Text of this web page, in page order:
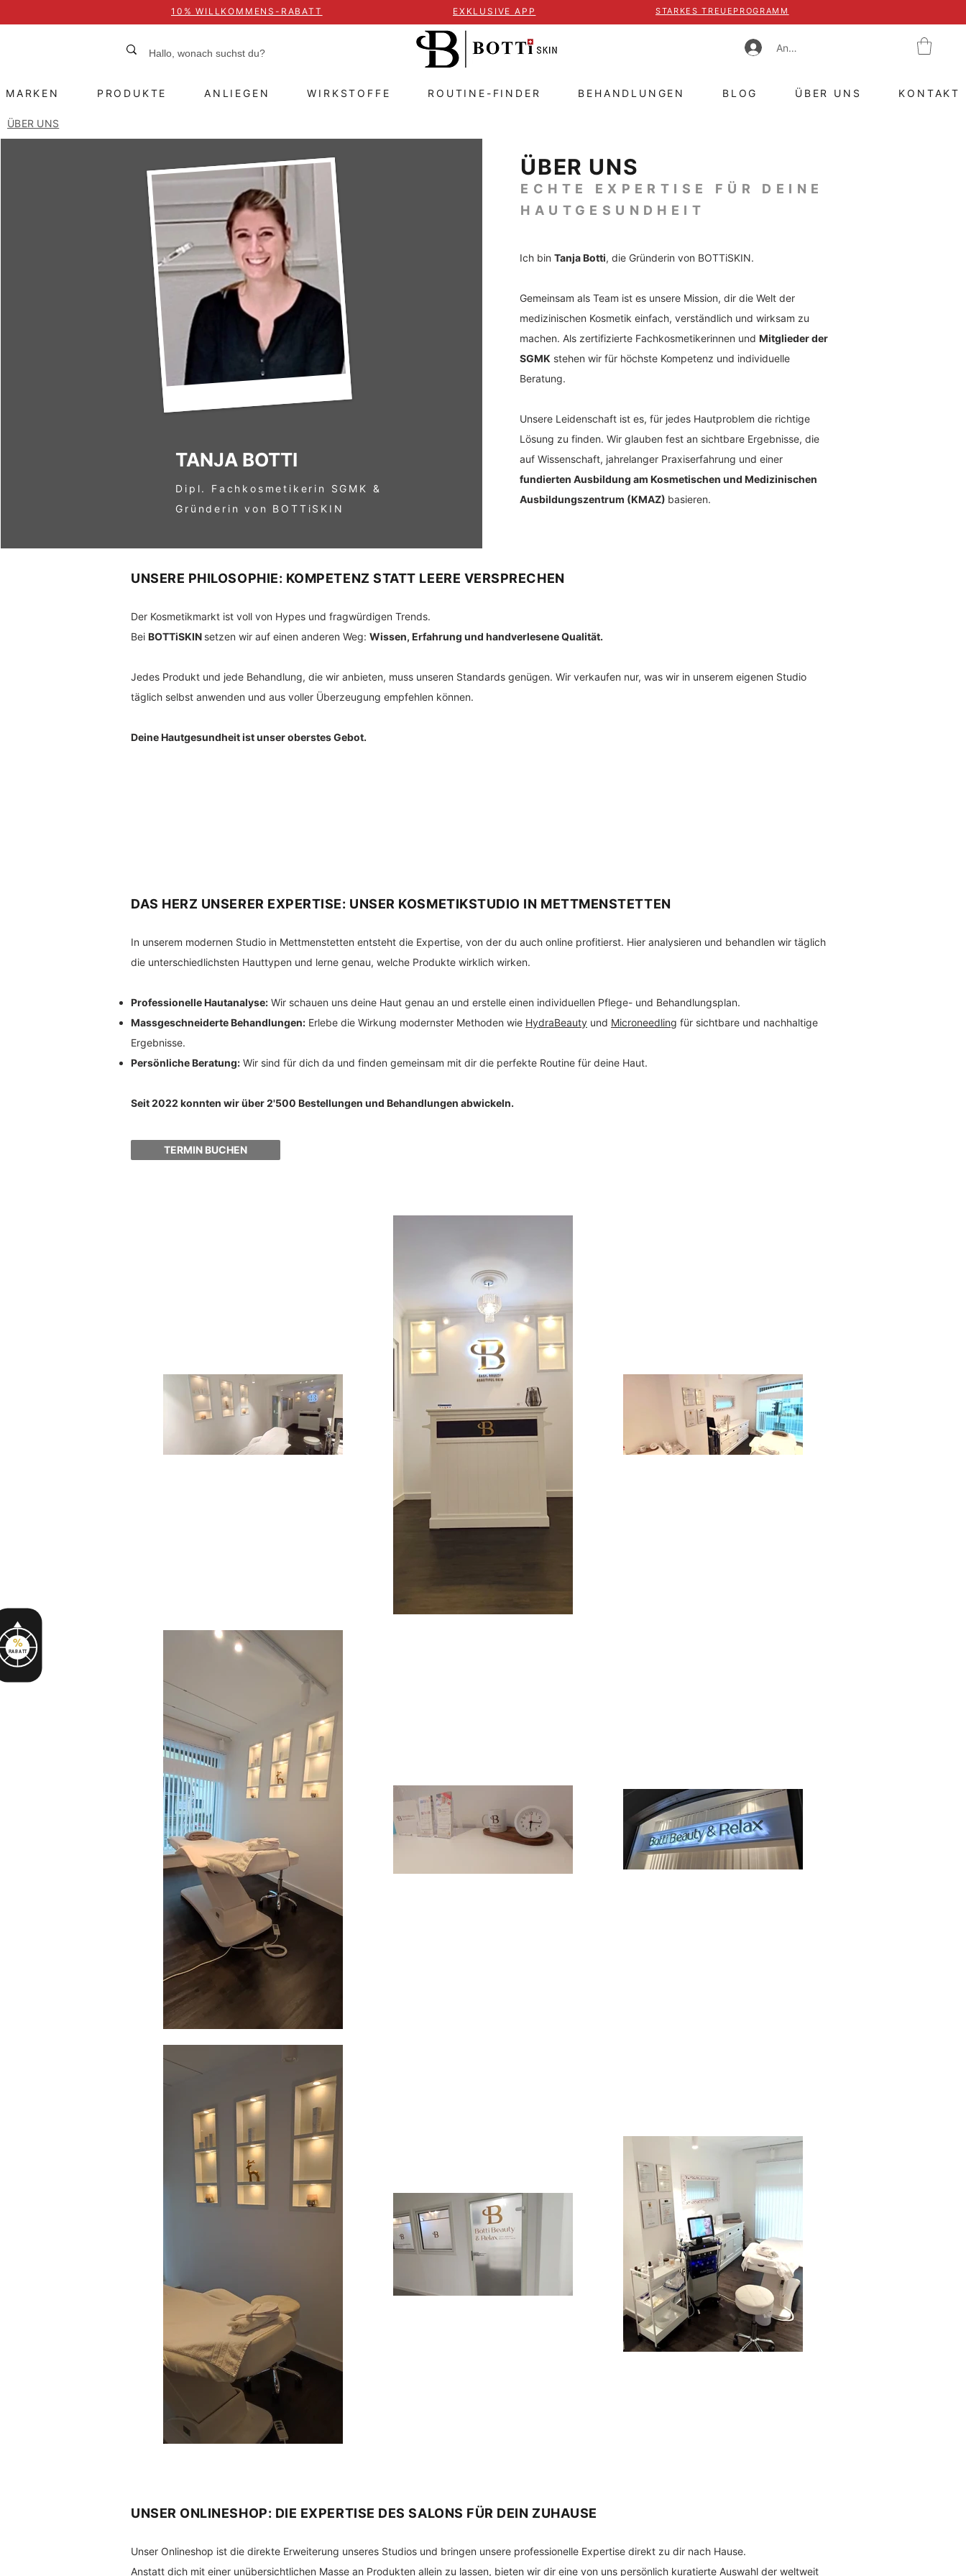
Anmelden
10% WILLKOMMENS-RABATT EXKLUSIVE APP STARKES TREUEPROGRAMM
MARKEN PRODUKTE ANLIEGEN WIRKSTOFFE ROUTINE-FINDER BEHANDLUNGEN BLOG ÜBER UNS KONTAKT
ÜBER UNS
%
RABATT
TANJA BOTTI
Dipl. Fachkosmetikerin SGMK &
Gründerin von BOTTiSKIN
ÜBER UNS
ECHTE EXPERTISE FÜR DEINE
HAUTGESUNDHEIT
Ich binTanja Botti, die Gründerin von BOTTiSKIN.
Gemeinsam als Team ist es unsere Mission, dir die Welt der
medizinischen Kosmetik einfach, verständlich und wirksam zu
machen. Als zertifizierte Fachkosmetikerinnen undMitglieder der
SGMK stehen wir für höchste Kompetenz und individuelle
Beratung. ​
Unsere Leidenschaft ist es, für jedes Hautproblem die richtige
Lösung zu finden. Wir glauben fest an sichtbare Ergebnisse, die
auf Wissenschaft, jahrelanger Praxiserfahrung und einer
fundierten Ausbildung am Kosmetischen und Medizinischen
Ausbildungszentrum (KMAZ) basieren.
UNSERE PHILOSOPHIE: KOMPETENZ STATT LEERE VERSPRECHEN
Der Kosmetikmarkt ist voll von Hypes und fragwürdigen Trends.
Bei BOTTiSKIN setzen wir auf einen anderen Weg: Wissen, Erfahrung und handverlesene Qualität.
Jedes Produkt und jede Behandlung, die wir anbieten, muss unseren Standards genügen. Wir verkaufen nur, was wir in unserem eigenen Studio
täglich selbst anwenden und aus voller Überzeugung empfehlen können.
Deine Hautgesundheit ist unser oberstes Gebot.
DAS HERZ UNSERER EXPERTISE: UNSER KOSMETIKSTUDIO IN METTMENSTETTEN
In unserem modernen Studio in Mettmenstetten entsteht die Expertise, von der du auch online profitierst. Hier analysieren und behandlen wir täglich
die unterschiedlichsten Hauttypen und lerne genau, welche Produkte wirklich wirken.
Professionelle Hautanalyse: Wir schauen uns deine Haut genau an und erstelle einen individuellen Pflege- und Behandlungsplan.
Massgeschneiderte Behandlungen: Erlebe die Wirkung modernster Methoden wie HydraBeauty und Microneedling für sichtbare und nachhaltige
Ergebnisse.
Persönliche Beratung: Wir sind für dich da und finden gemeinsam mit dir die perfekte Routine für deine Haut.
Seit 2022 konnten wir über 2'500 Bestellungen und Behandlungen abwickeln.
TERMIN BUCHEN
UNSER ONLINESHOP: DIE EXPERTISE DES SALONS FÜR DEIN ZUHAUSE
Unser Onlineshop ist die direkte Erweiterung unseres Studios und bringen unsere professionelle Expertise direkt zu dir nach Hause.
Anstatt dich mit einer unübersichtlichen Masse an Produkten allein zu lassen, bieten wir dir eine von uns persönlich kuratierte Auswahl der weltweit